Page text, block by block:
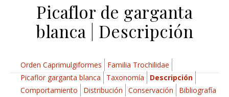
Picaflor de garganta
blanca | Descripción
Orden Caprimulgiformes
Familia Trochilidae
Picaflor garganta blanca
Taxonomía
Descripción
Comportamiento
Distribución Conservación Bibliografía